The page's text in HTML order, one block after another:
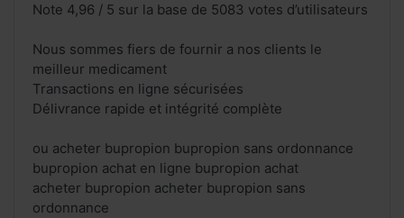
Note 4,96 / 5 sur la base de 5083 votes d’utilisateurs
Nous sommes fiers de fournir a nos clients le
meilleur medicament
Transactions en ligne sécurisées
Délivrance rapide et intégrité complète
ou acheter bupropion bupropion sans ordonnance
bupropion achat en ligne bupropion achat
acheter bupropion acheter bupropion sans
ordonnance